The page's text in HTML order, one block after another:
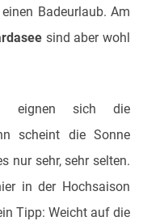
Badeurlaub. Am
sind aber wohl
eignen sich die
scheint die Sonne
nur sehr, sehr selten.
in der Hochsaison
Tipp: Weicht auf die